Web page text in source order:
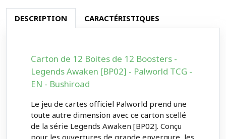
DESCRIPTION CARACTÉRISTIQUES
Carton de 12 Boites de 12 Boosters -
Legends Awaken [BP02] - Palworld TCG -
EN - Bushiroad
Le jeu de cartes officiel Palworld prend une
toute autre dimension avec ce carton scellé
de la série Legends Awaken [BP02]. Conçu
pour les ouvertures de grande envergure, les